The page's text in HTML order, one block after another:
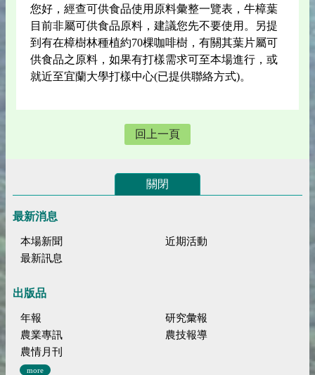
您好，經查可供食品使用原料彙整一覽表，牛樟葉
目前非屬可供食品原料，建議您先不要使用。另提
到有在樟樹林種植約70棵咖啡樹，有關其葉片屬可
供食品之原料，如果有打樣需求可至本場進行，或
就近至宜蘭大學打樣中心(已提供聯絡方式)。
回上一頁
關閉
最新消息
本場新聞
近期活動
最新訊息
出版品
年報
研究彙報
農業專訊
農技報導
農情月刊
more